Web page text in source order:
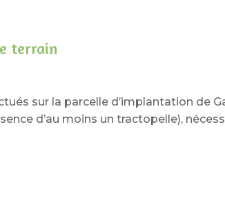
terrain
sur la parcelle d’implantation de
d’au moins un tractopelle),